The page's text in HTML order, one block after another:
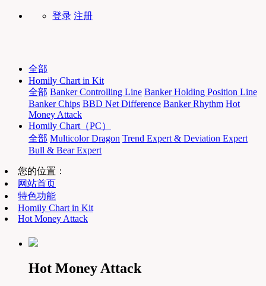
登录 注册
全部
Homily Chart in Kit
全部 Banker Controlling Line Banker Holding Position Line
Banker Chips BBD Net Difference Banker Rhythm Hot
Money Attack
Homily Chart（PC）
全部 Multicolor Dragon Trend Expert & Deviation Expert
Bull & Bear Expert
您的位置：
网站首页
特色功能
Homily Chart in Kit
Hot Money Attack
Hot Money Attack